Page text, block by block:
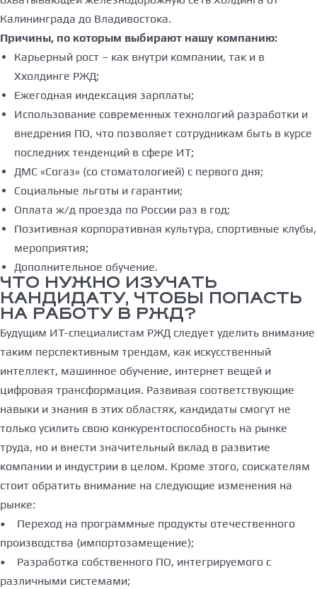
Калининграда до Владивостока.
Причины, по которым выбирают нашу компанию:
Карьерный рост – как внутри компании, так и в
Ххолдинге РЖД;
Ежегодная индексация зарплаты;
Использование современных технологий разработки и
внедрения ПО, что позволяет сотрудникам быть в курсе
последних тенденций в сфере ИТ;
ДМС «Согаз» (со стоматологией) с первого дня;
Социальные льготы и гарантии;
Оплата ж/д проезда по России раз в год;
Позитивная корпоративная культура, спортивные клубы,
мероприятия;
Дополнительное обучение.
ЧТО НУЖНО ИЗУЧАТЬ
КАНДИДАТУ, ЧТОБЫ ПОПАСТЬ
НА РАБОТУ В РЖД?
Будущим ИТ-специалистам РЖД следует уделить внимание
таким перспективным трендам, как искусственный
интеллект, машинное обучение, интернет вещей и
цифровая трансформация. Развивая соответствующие
навыки и знания в этих областях, кандидаты смогут не
только усилить свою конкурентоспособность на рынке
труда, но и внести значительный вклад в развитие
компании и индустрии в целом. Кроме этого, соискателям
стоит обратить внимание на следующие изменения на
рынке:
• Переход на программные продукты отечественного
производства (импортозамещение);
• Разработка собственного ПО, интегрируемого с
различными системами;